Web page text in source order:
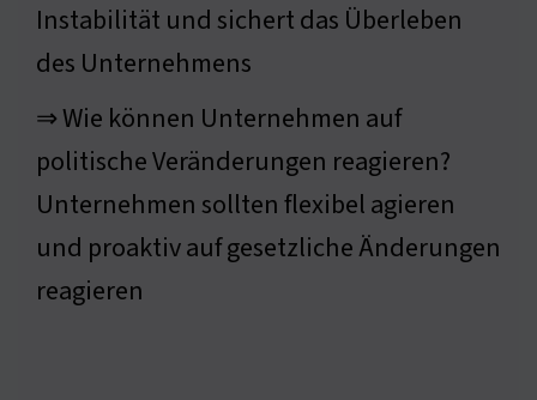
Instabilität und sichert das Überleben
des Unternehmens
⇒ Wie können Unternehmen auf
politische Veränderungen reagieren?
Unternehmen sollten flexibel agieren
und proaktiv auf gesetzliche Änderungen
reagieren